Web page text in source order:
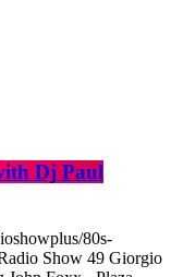
Dj Paul
80s-
Show 49 Giorgio